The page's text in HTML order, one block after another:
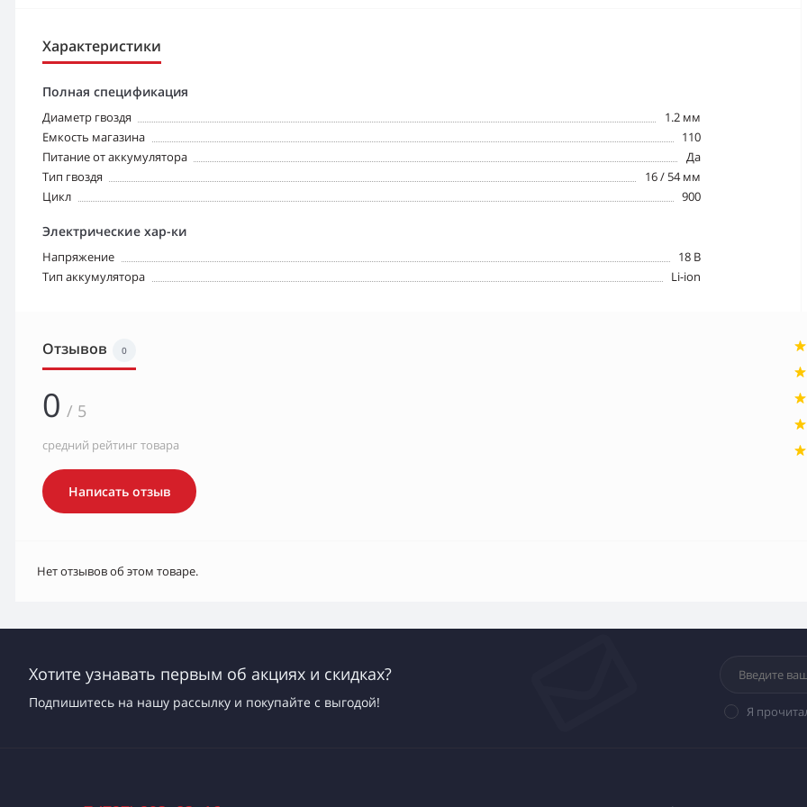
Характеристики
Полная спецификация
Диаметр гвоздя
1.2 мм
Емкость магазина
110
Питание от аккумулятора
Да
Тип гвоздя
16 / 54 мм
Цикл
900
Электрические хар-ки
Напряжение
18 В
Тип аккумулятора
Li-ion
Отзывов 0
0 / 5
средний рейтинг товара
Написать отзыв
Нет отзывов об этом товаре.
Хотите узнавать первым об акциях и скидках?
Подпишитесь на нашу рассылку и покупайте с выгодой!
Я